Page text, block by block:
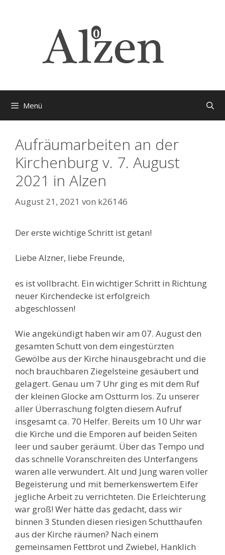
Menü
Aufräumarbeiten an der
Kirchenburg v. 7. August
2021 in Alzen
August 21, 2021 von k26146
Der erste wichtige Schritt ist getan!
Liebe Alzner, liebe Freunde,
es ist vollbracht. Ein wichtiger Schritt in Richtung
neuer Kirchendecke ist erfolgreich
abgeschlossen!
Wie angekündigt haben wir am 07. August den
gesamten Schutt von dem eingestürzten
Gewölbe aus der Kirche hinausgebracht und die
noch brauchbaren Ziegelsteine gesäubert und
gelagert. Genau um 7 Uhr ging es mit dem Ruf
der kleinen Glocke am Ostturm los. Zu unserer
aller Überraschung folgten diesem Aufruf
insgesamt ca. 70 Helfer. Bereits um 10 Uhr war
die Kirche und die Emporen auf beiden Seiten
leer und sauber geräumt. Über das Tempo und
das schnelle Voranschreiten des Unterfangens
waren alle verwundert. Alt und Jung waren voller
Begeisterung und mit bemerkenswertem Eifer
jegliche Arbeit zu verrichteten. Die Erleichterung
war groß! Wer hätte das gedacht, dass wir
binnen 3 Stunden diesen riesigen Schutthaufen
aus der Kirche räumen? Nach einem
gemeinsamen Fettbrot und Zwiebel, Hanklich